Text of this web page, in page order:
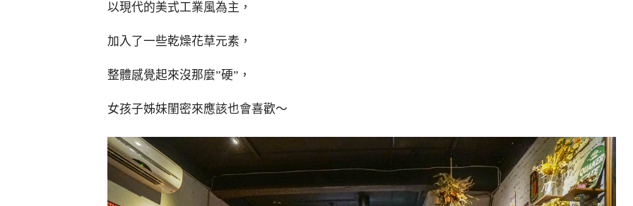
以現代的美式工業風為主，
加入了一些乾燥花草元素，
整體感覺起來沒那麼”硬”，
女孩子姊妹閨密來應該也會喜歡～